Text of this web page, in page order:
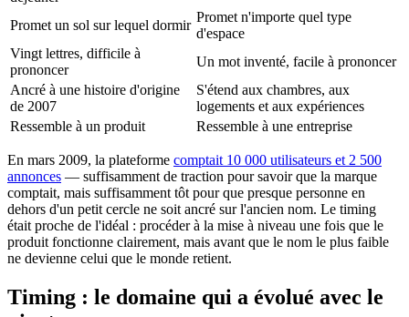
Promet un sol sur lequel dormir
Promet n'importe quel type
d'espace
Vingt lettres, difficile à
prononcer
Un mot inventé, facile à prononcer
Ancré à une histoire d'origine
de 2007
S'étend aux chambres, aux
logements et aux expériences
Ressemble à un produit
Ressemble à une entreprise
En mars 2009, la plateforme comptait 10 000 utilisateurs et 2 500
annonces — suffisamment de traction pour savoir que la marque
comptait, mais suffisamment tôt pour que presque personne en
dehors d'un petit cercle ne soit ancré sur l'ancien nom. Le timing
était proche de l'idéal : procéder à la mise à niveau une fois que le
produit fonctionne clairement, mais avant que le nom le plus faible
ne devienne celui que le monde retient.
Timing : le domaine qui a évolué avec le